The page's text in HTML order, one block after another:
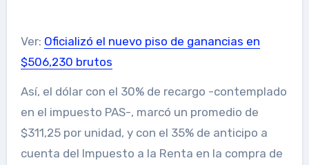
Ver: Oficializó el nuevo piso de ganancias en
$506,230 brutos
Así, el dólar con el 30% de recargo -contemplado
en el impuesto PAS-, marcó un promedio de
$311,25 por unidad, y con el 35% de anticipo a
cuenta del Impuesto a la Renta en la compra de